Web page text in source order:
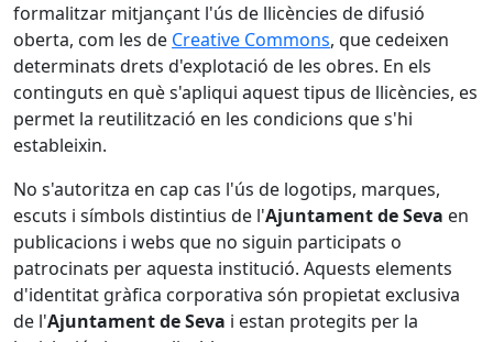
formalitzar mitjançant l'ús de llicències de difusió
oberta, com les de Creative Commons, que cedeixen
determinats drets d'explotació de les obres. En els
continguts en què s'apliqui aquest tipus de llicències, es
permet la reutilització en les condicions que s'hi
estableixin.
No s'autoritza en cap cas l'ús de logotips, marques,
escuts i símbols distintius de l'Ajuntament de Seva en
publicacions i webs que no siguin participats o
patrocinats per aquesta institució. Aquests elements
d'identitat gràfica corporativa són propietat exclusiva
de l'Ajuntament de Seva i estan protegits per la